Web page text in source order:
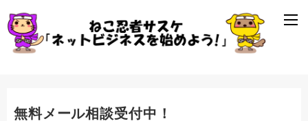
無料メール相談受付中！